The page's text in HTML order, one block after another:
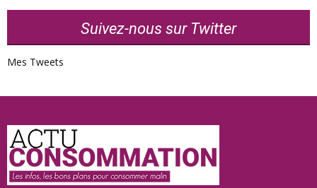
Suivez-nous sur Twitter
Mes Tweets